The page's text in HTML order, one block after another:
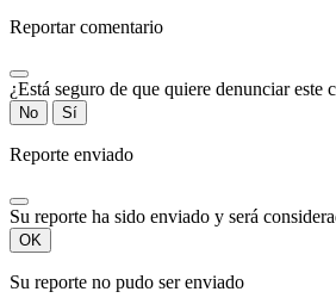
Reportar comentario
¿Está seguro de que quiere denunciar este
No Sí
Reporte enviado
Su reporte ha sido enviado y será
OK
Su reporte no pudo ser enviado